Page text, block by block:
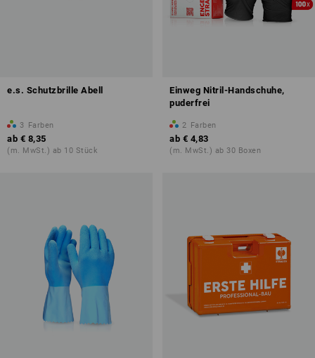
e.s. Schutzbrille Abell
3 Farben
ab € 8,35
(m. MwSt.) ab 10 Stück
Einweg Nitril-Handschuhe,
puderfrei
2 Farben
ab € 4,83
(m. MwSt.) ab 30 Boxen